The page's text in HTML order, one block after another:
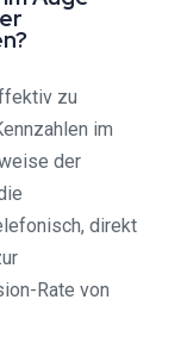
zu
im
der
direkt
Rate von